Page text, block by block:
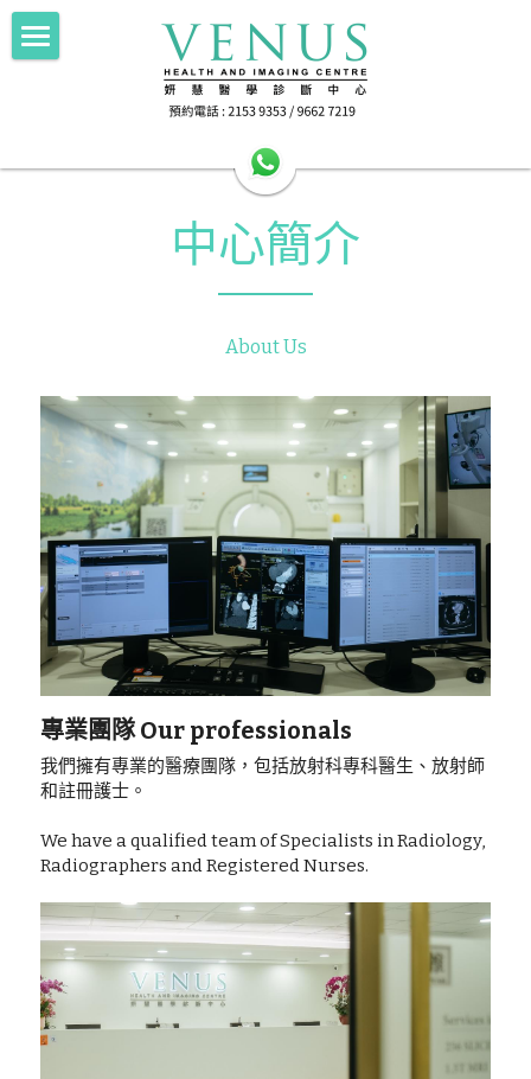
HA公立醫院轉介
Scan for Hope 送暖計劃
Imaging 影像
電腦斷層掃描 256 Slice CT
磁力共振掃描 1.5T MRI
正電子電腦掃描 PET-CT
超聲波掃描 Ultrasound
乳房造影 Mammography
無創肝臟診斷 Fibroscan
子宮輸卵管造影檢查 Hysterosalpingogram
骨質密度檢查 DEXA Bone Density
X光檢查 X Ray
FNA/Biopsy 抽取組織
抽取乳房組織 Breast Intervention
Doctor's Area 醫生專區
Health Info 健康資訊
Female screening 女士健康篩查
檢查前準備 Preparation
健康資訊 Health Information
自我乳房檢查 Be your Breast Friend
Contact Us 聯絡我們
搜索
中心簡介
About Us
專業團隊 Our professionals
我們擁有專業的醫療團隊，包括放射科專科醫生、放射師
和註冊護士。
We have a qualified team of Specialists in Radiology,
Radiographers and Registered Nurses.
部落格分類
所有博客分類